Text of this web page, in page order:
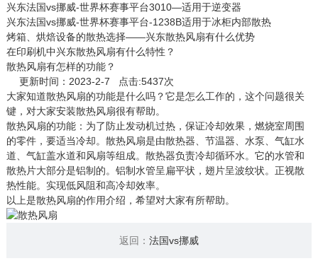
兴东法国vs挪威-世界杯赛事平台3010—适用于逆变器
兴东法国vs挪威-世界杯赛事平台-1238B适用于冰柜内部散热
烤箱、烘焙设备的散热选择——兴东散热风扇有什么优势
在印刷机中兴东散热风扇有什么特性？
散热风扇有怎样的功能？
更新时间：2023-2-7 点击:5437次
大家知道散热风扇的功能是什么吗？它是怎么工作的，这个问题很关
键，对大家安装散热风扇很有帮助。
散热风扇的功能：为了防止发动机过热，保证冷却效果，燃烧室周围
的零件，要适当冷却。散热风扇是由散热器、节温器、水泵、气缸水
道、气缸盖水道和风扇等组成。散热器负责冷却循环水。它的水管和
散热片大部分是铝制的。铝制水管呈扁平状，翅片呈波纹状。正视散
热性能。实现低风阻和高冷却效率。
以上是散热风扇的作用介绍，希望对大家有所帮助。
返回： 法国vs挪威